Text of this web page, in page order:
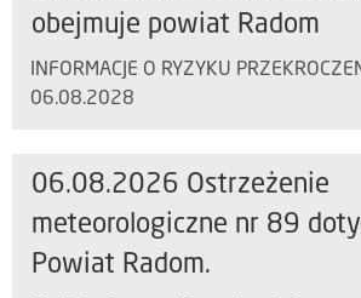
obejmuje powiat Radom
INFORMACJE O RYZYKU
06.08.2028
06.08.2026 Ostrzeżenie
meteorologiczne nr 89
Powiat Radom.